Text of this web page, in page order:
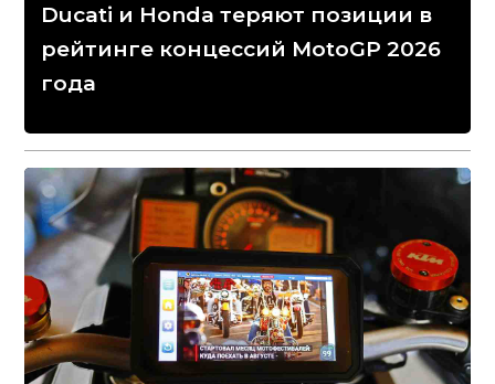
Ducati и Honda теряют позиции в
рейтинге концессий MotoGP 2026
года